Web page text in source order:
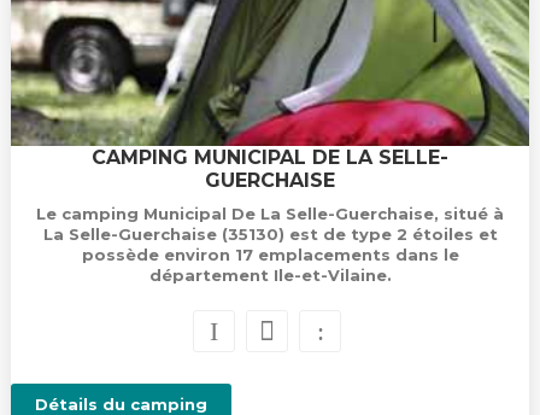
CAMPING MUNICIPAL DE LA SELLE-
GUERCHAISE
Le camping Municipal De La Selle-Guerchaise, situé à
La Selle-Guerchaise (35130) est de type 2 étoiles et
possède environ 17 emplacements dans le
département Ile-et-Vilaine.
Détails du camping